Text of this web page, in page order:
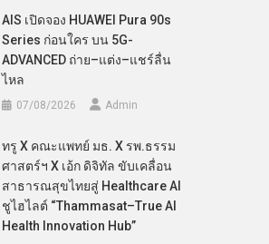
AIS เปิดจอง HUAWEI Pura 90s
Series ก่อนใคร บน 5G-
ADVANCED ถ่าย–แต่ง–แชร์ลื่น
ไหล
07/08/2026 Admin
ทรู X คณะแพทย์ มธ. X รพ.ธรรม
ศาสตร์ฯ X เอ้ก ดิจิทัล ขับเคลื่อน
สาธารณสุขไทยสู่ Healthcare AI
ชูไฮไลต์ “Thammasat–True AI
Health Innovation Hub”